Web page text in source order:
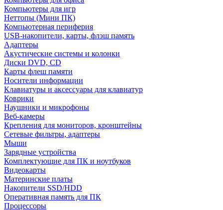
Компьютеры для игр
Неттопы (Мини ПК)
Компьютерная периферия
USB-накопители, карты, флэш память
Адаптеры
Акустические системы и колонки
Диски DVD, CD
Карты флеш памяти
Носители информации
Клавиатуры и аксессуары для клавиатур
Коврики
Наушники и микрофоны
Веб-камеры
Крепления для мониторов, кронштейны
Сетевые фильтры, адаптеры
Мыши
Зарядные устройства
Комплектующие для ПК и ноутбуков
Видеокарты
Материнские платы
Накопители SSD/HDD
Оперативная память для ПК
Процессоры